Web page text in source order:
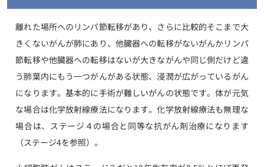
離れた場所へのリンパ節転移があり、さらに比較的そこまで大
きくないがんが肺にあり、他臓器への転移がないがんかリンパ
節転移や他臓器への転移はないが大きながんや同じ側だけど違
う肺葉内にもう一つがんがある状態、浸潤が広がっているがん
になります。基本的に手術が難しいがんの状態です。体が元気
な場合は化学放射線療法になります。化学放射線療法も無理な
場合は、ステージ４の場合と同等な抗がん剤治療になります
（ステージ4を参照）。